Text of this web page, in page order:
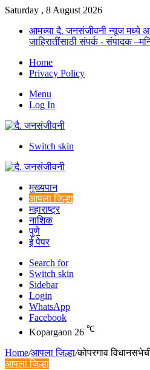
Saturday , 8 August 2026
आमच्या दै. जनसंजीवनी न्यूज मध्ये
जाहिरातींसाठी संपर्क - संपादक
Home
Privacy Policy
Menu
Log In
Switch skin
मुख्यपान
आपला जिल्हा
महाराष्ट्र
नाशिक
पुणे
ई पेपर
Search for
Switch skin
Sidebar
Login
WhatsApp
Facebook
Kopargaon 26 ℃
Home/आपला जिल्हा/कोपरगाव
आपला जिल्हा